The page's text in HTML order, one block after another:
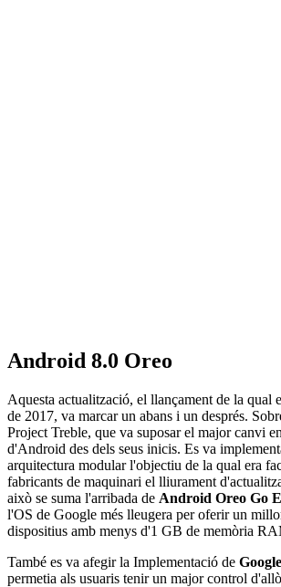
Android 8.0 Oreo
Aquesta actualització, el llançament de la qual
de 2017, va marcar un abans i un després.
Project Treble, que va suposar el major canvi
d'Android des dels seus inicis. Es va
arquitectura modular l'objectiu de la qual era
fabricants de maquinari el lliurament
això se suma l'arribada de Android Oreo Go
l'OS de Google més lleugera per oferir un
dispositius amb menys d'1 GB de memòria
També es va afegir la Implementació de
permetia als usuaris tenir un major control